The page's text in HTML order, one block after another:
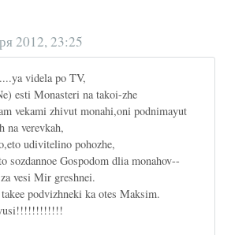
2012, 23:25
videla po TV,
esti Monasteri na takoi-zhe
vekami zhivut monahi,oni podnimayut
na verevkah,
udivitelino pohozhe,
sozdannoe Gospodom dlia monahov--
vesi Mir greshnei.
podvizhneki ka otes Maksim.